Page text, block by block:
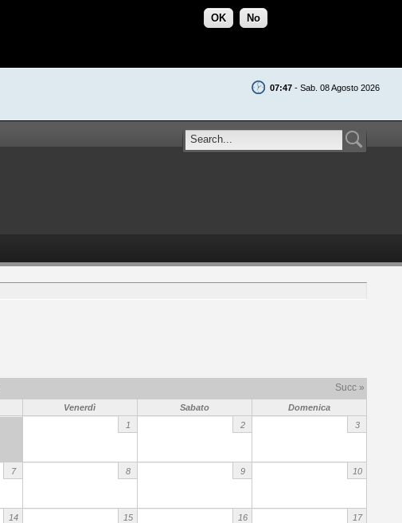
OK No
07:47 - Sab. 08 Agosto 2026
Succ »
Venerdì Sabato Domenica
1 2 3
7 8 9 10
14 15 16 17